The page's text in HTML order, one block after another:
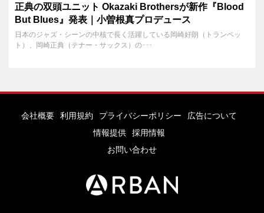
正典の双頭ユニット Okazaki Brothersが新作『Blood
But Blues』発表｜小曽根真プロデュース
日本のジャズ・シーンの中核で長く活躍している岡崎好朗（トランペッ
ト）、岡崎正典（テナー・サックス）の･･･
会社概要 利用規約 プライバシーポリシー
広告について
情報提供
採用情報
お問い合わせ